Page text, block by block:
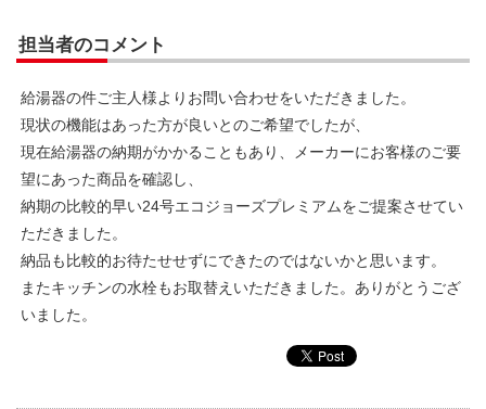
担当者のコメント
給湯器の件ご主人様よりお問い合わせをいただきました。
現状の機能はあった方が良いとのご希望でしたが、
現在給湯器の納期がかかることもあり、メーカーにお客様のご要
望にあった商品を確認し、
納期の比較的早い24号エコジョーズプレミアムをご提案させてい
ただきました。
納品も比較的お待たせせずにできたのではないかと思います。
またキッチンの水栓もお取替えいただきました。ありがとうござ
いました。